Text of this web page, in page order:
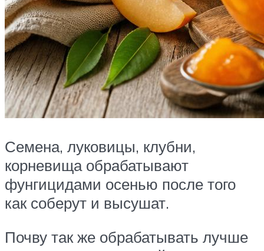
Семена, луковицы, клубни,
корневища обрабатывают
фунгицидами осенью после того
как соберут и высушат.
Почву так же обрабатывать лучше